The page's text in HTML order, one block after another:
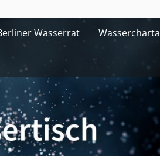
Wasserrat Wassercharta